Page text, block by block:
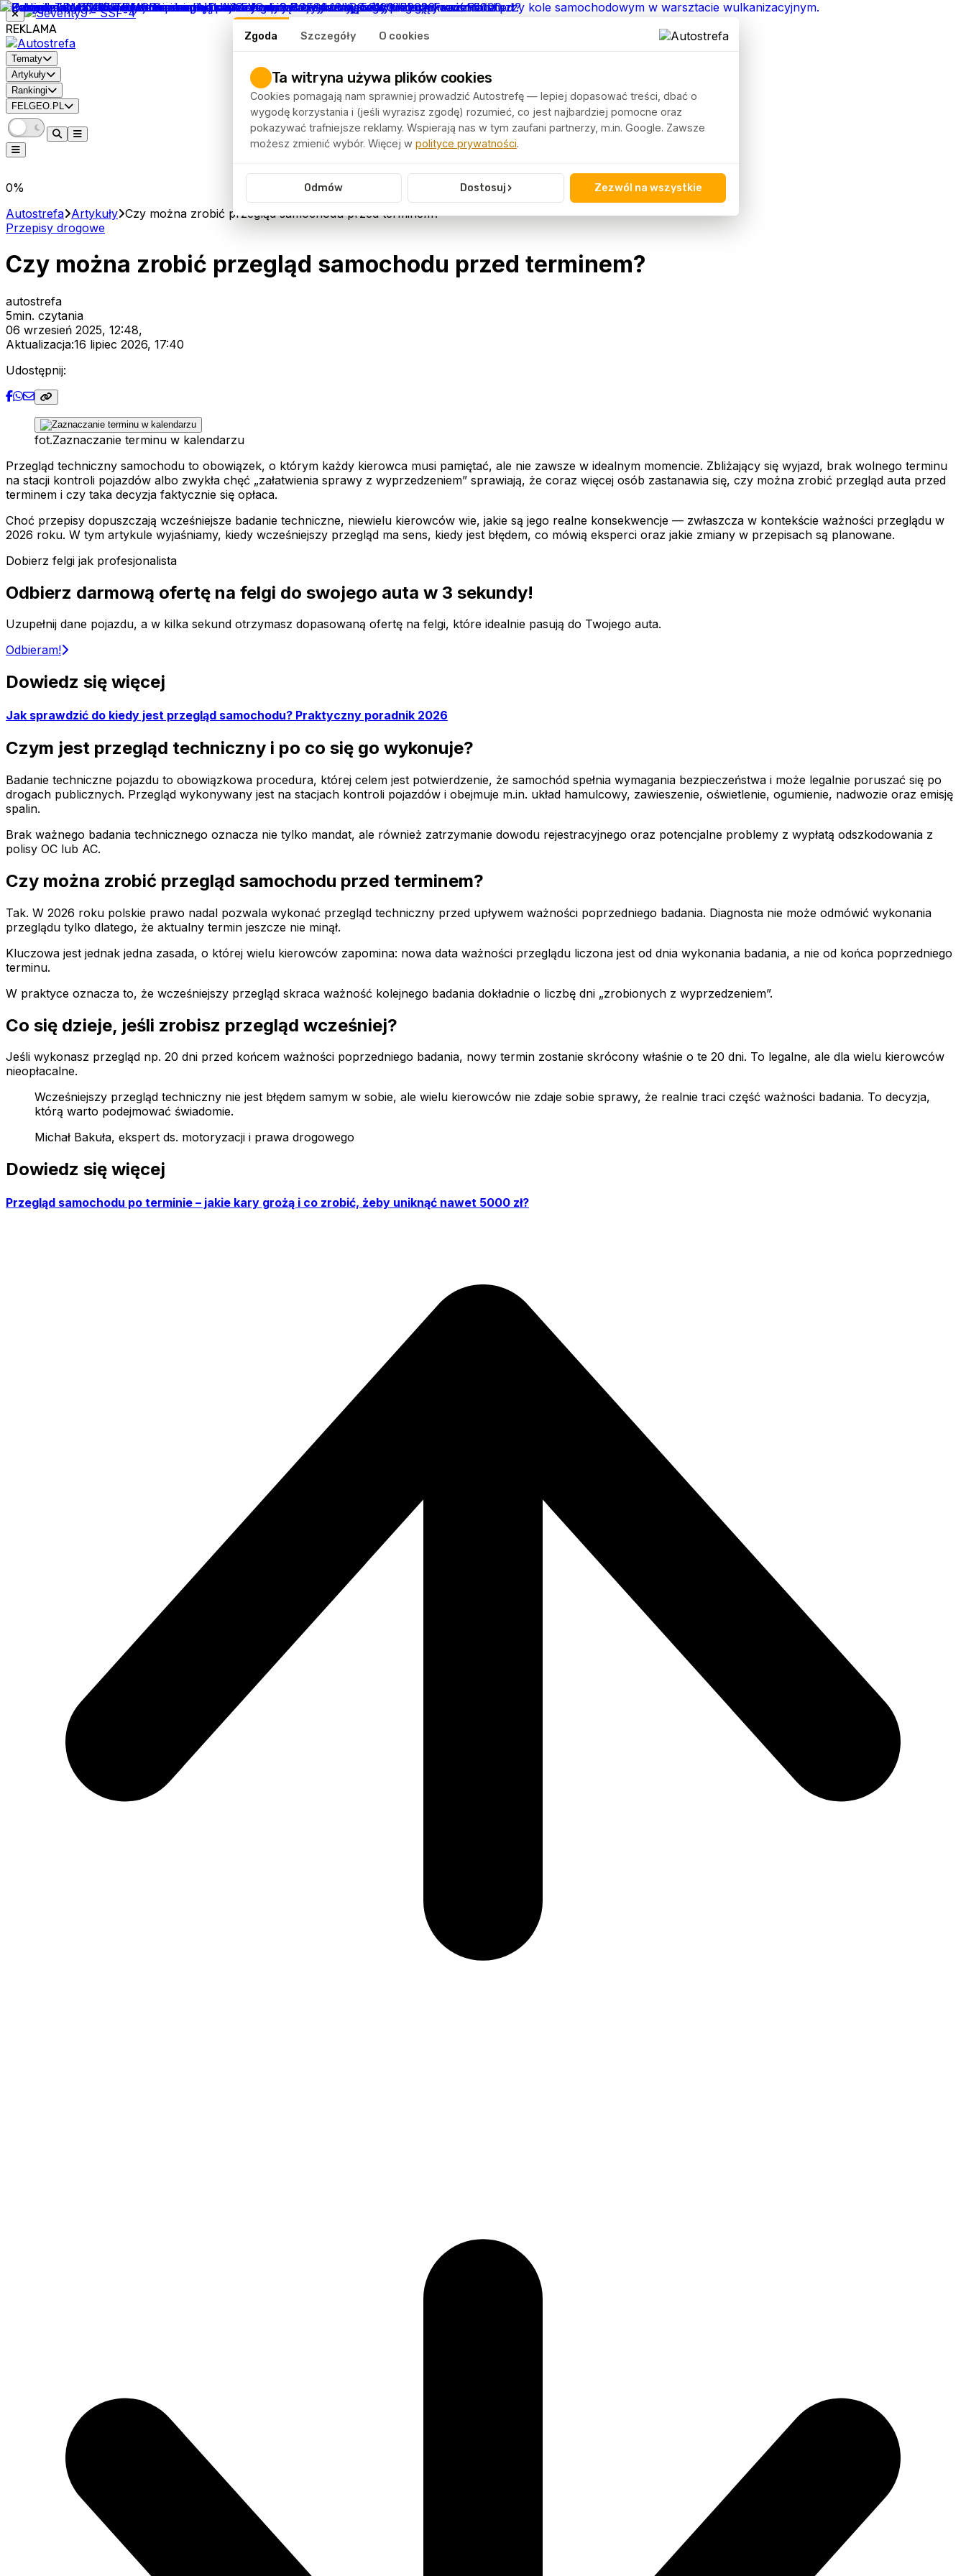
Zgoda Szczegóły O cookies
Ta witryna używa plików cookies
Cookies pomagają nam sprawniej prowadzić Autostrefę — lepiej dopasować treści, dbać o
wygodę korzystania i (jeśli wyrazisz zgodę) rozumieć, co jest najbardziej pomocne oraz
pokazywać trafniejsze reklamy. Wspierają nas w tym zaufani partnerzy, m.in. Google. Zawsze
możesz zmienić wybór. Więcej w polityce prywatności.
Odmów Dostosuj › Zezwól na wszystkie
REKLAMA
Tematy
Artykuły
Rankingi
FELGEO.PL
0%
Autostrefa Artykuły Czy można zrobić przegląd samochodu przed terminem?
Przepisy drogowe
Czy można zrobić przegląd samochodu przed terminem?
autostrefa
5min. czytania
06 wrzesień 2025, 12:48,
Aktualizacja:16 lipiec 2026, 17:40
Udostępnij:
fot.Zaznaczanie terminu w kalendarzu
Przegląd techniczny samochodu to obowiązek, o którym każdy kierowca musi pamiętać, ale nie zawsze w idealnym momencie. Zbliżający się wyjazd, brak wolnego terminu
na stacji kontroli pojazdów albo zwykła chęć „załatwienia sprawy z wyprzedzeniem” sprawiają, że coraz więcej osób zastanawia się, czy można zrobić przegląd auta przed
terminem i czy taka decyzja faktycznie się opłaca.
Choć przepisy dopuszczają wcześniejsze badanie techniczne, niewielu kierowców wie, jakie są jego realne konsekwencje — zwłaszcza w kontekście ważności przeglądu w
2026 roku. W tym artykule wyjaśniamy, kiedy wcześniejszy przegląd ma sens, kiedy jest błędem, co mówią eksperci oraz jakie zmiany w przepisach są planowane.
Dobierz felgi jak profesjonalista
Odbierz darmową ofertę na felgi do swojego auta w 3 sekundy!
Uzupełnij dane pojazdu, a w kilka sekund otrzymasz dopasowaną ofertę na felgi, które idealnie pasują do Twojego auta.
Odbieram!
Dowiedz się więcej
Jak sprawdzić do kiedy jest przegląd samochodu? Praktyczny poradnik 2026
Czym jest przegląd techniczny i po co się go wykonuje?
Badanie techniczne pojazdu to obowiązkowa procedura, której celem jest potwierdzenie, że samochód spełnia wymagania bezpieczeństwa i może legalnie poruszać się po
drogach publicznych. Przegląd wykonywany jest na stacjach kontroli pojazdów i obejmuje m.in. układ hamulcowy, zawieszenie, oświetlenie, ogumienie, nadwozie oraz emisję
spalin.
Brak ważnego badania technicznego oznacza nie tylko mandat, ale również zatrzymanie dowodu rejestracyjnego oraz potencjalne problemy z wypłatą odszkodowania z
polisy OC lub AC.
Czy można zrobić przegląd samochodu przed terminem?
Tak. W 2026 roku polskie prawo nadal pozwala wykonać przegląd techniczny przed upływem ważności poprzedniego badania. Diagnosta nie może odmówić wykonania
przeglądu tylko dlatego, że aktualny termin jeszcze nie minął.
Kluczowa jest jednak jedna zasada, o której wielu kierowców zapomina: nowa data ważności przeglądu liczona jest od dnia wykonania badania, a nie od końca poprzedniego
terminu.
W praktyce oznacza to, że wcześniejszy przegląd skraca ważność kolejnego badania dokładnie o liczbę dni „zrobionych z wyprzedzeniem”.
Co się dzieje, jeśli zrobisz przegląd wcześniej?
Jeśli wykonasz przegląd np. 20 dni przed końcem ważności poprzedniego badania, nowy termin zostanie skrócony właśnie o te 20 dni. To legalne, ale dla wielu kierowców
nieopłacalne.
Wcześniejszy przegląd techniczny nie jest błędem samym w sobie, ale wielu kierowców nie zdaje sobie sprawy, że realnie traci część ważności badania. To decyzja,
którą warto podejmować świadomie.
Michał Bakuła, ekspert ds. motoryzacji i prawa drogowego
Dowiedz się więcej
Przegląd samochodu po terminie – jakie kary grożą i co zrobić, żeby uniknąć nawet 5000 zł?